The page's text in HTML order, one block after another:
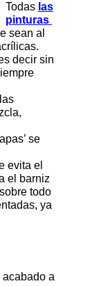
Todas las
pinturas
sean al
decir sin
se
evita el
el barniz
todo
ya
acabado a